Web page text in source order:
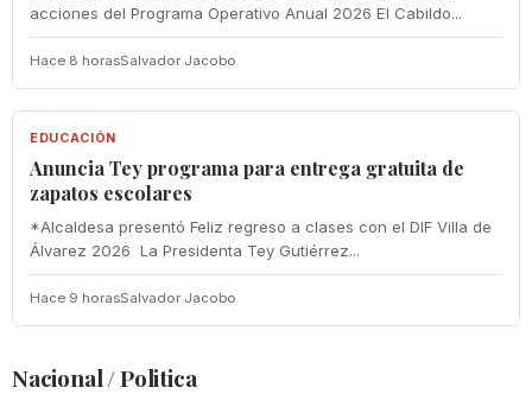
acciones del Programa Operativo Anual 2026 El Cabildo...
Hace 8 horasSalvador Jacobo
EDUCACIÓN
EDUCACIÓN
‎Anuncia Tey programa para entrega gratuita de
zapatos escolares
‎*Alcaldesa presentó Feliz regreso a clases con el DIF Villa de
Álvarez 2026 ‎ ‎La Presidenta Tey Gutiérrez...
Hace 9 horasSalvador Jacobo
Nacional / Politica